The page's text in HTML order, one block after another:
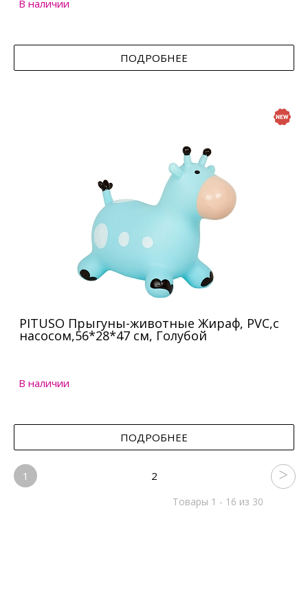
В наличии
ПОДРОБНЕЕ
PITUSO Прыгуны-животные Жираф, PVC,с
насосом,56*28*47 см, Голубой
В наличии
ПОДРОБНЕЕ
1 2
Товары 1 - 16 из 30